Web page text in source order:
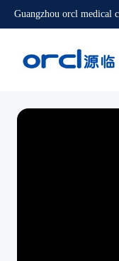
Guangzhou orcl medical